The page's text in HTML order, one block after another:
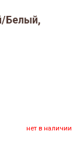
Белый,
нет в наличии